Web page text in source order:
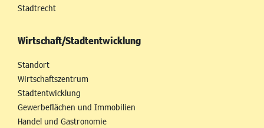
Stadtrecht
Wirtschaft/Stadtentwicklung
Standort
Wirtschaftszentrum
Stadtentwicklung
Gewerbeflächen und Immobilien
Handel und Gastronomie